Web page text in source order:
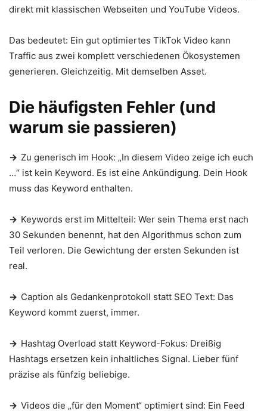
direkt mit klassischen Webseiten und YouTube Videos.
Das bedeutet: Ein gut optimiertes TikTok Video kann
Traffic aus zwei komplett verschiedenen Ökosystemen
generieren. Gleichzeitig. Mit demselben Asset.
Die häufigsten Fehler (und
warum sie passieren)
→ Zu generisch im Hook: „In diesem Video zeige ich euch
…“ ist kein Keyword. Es ist eine Ankündigung. Dein Hook
muss das Keyword enthalten.
→ Keywords erst im Mittelteil: Wer sein Thema erst nach
30 Sekunden benennt, hat den Algorithmus schon zum
Teil verloren. Die Gewichtung der ersten Sekunden ist
real.
→ Caption als Gedankenprotokoll statt SEO Text: Das
Keyword kommt zuerst, immer.
→ Hashtag Overload statt Keyword-Fokus: Dreißig
Hashtags ersetzen kein inhaltliches Signal. Lieber fünf
präzise als fünfzig beliebige.
→ Videos die „für den Moment“ optimiert sind: Ein Feed